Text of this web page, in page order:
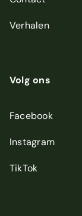
Verhalen
Volg ons
Facebook
Instagram
TikTok